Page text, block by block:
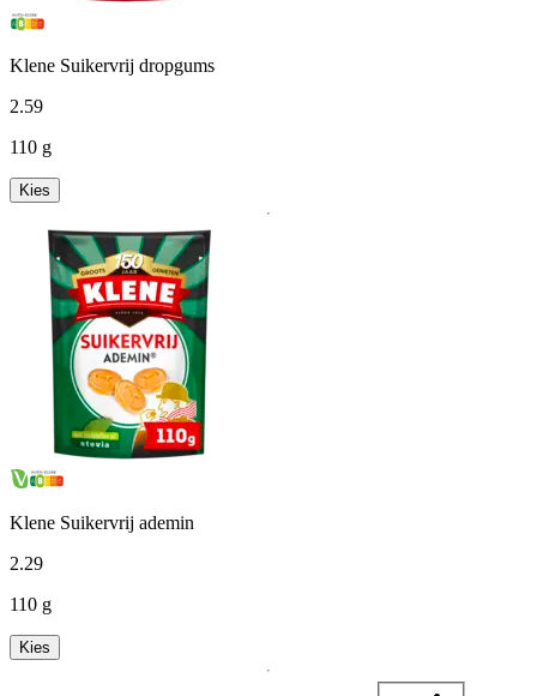
Klene Suikervrij dropgums
2.59
110 g
Kies
Klene Suikervrij ademin
2.29
110 g
Kies